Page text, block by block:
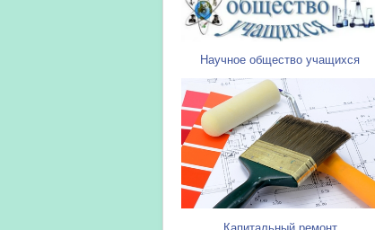
Научное общество учащихся